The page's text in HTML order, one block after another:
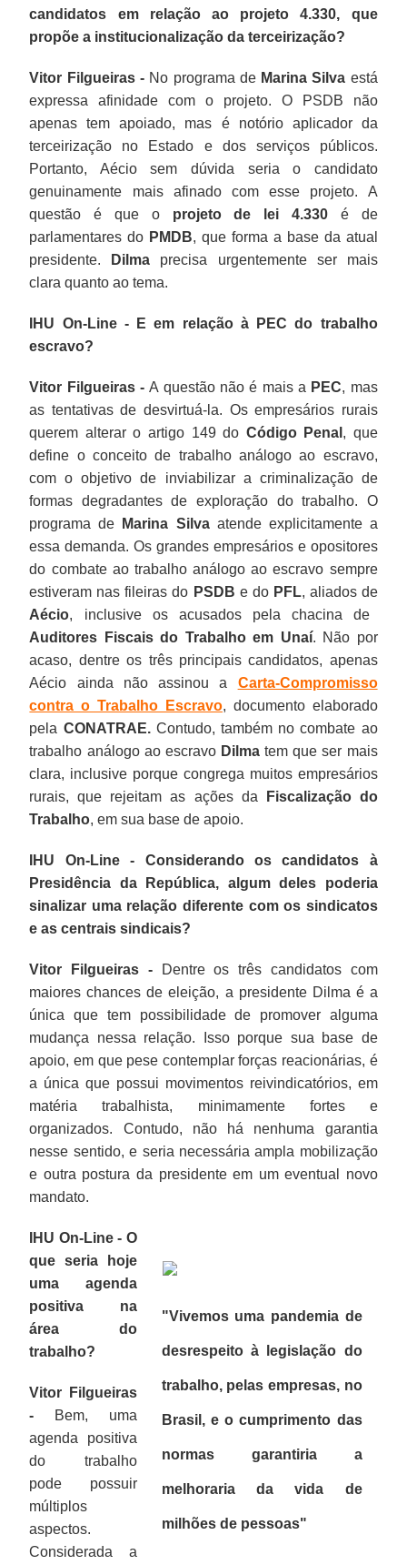
candidatos em relação ao projeto 4.330, que
propõe a institucionalização da terceirização?
Vitor Filgueiras -No programa de Marina Silva está
expressa afinidade com o projeto. O PSDB não
apenas tem apoiado, mas é notório aplicador da
terceirização no Estado e dos serviços públicos.
Portanto, Aécio sem dúvida seria o candidato
genuinamente mais afinado com esse projeto. A
questão é que o projeto de lei 4.330 é de
parlamentares do PMDB, que forma a base da atual
presidente.
Dilma precisa urgentemente ser mais
clara quanto ao tema.
IHU On-Line - E em relação à PEC do trabalho
escravo?
Vitor Filgueiras -A questão não é mais a PEC, mas
as tentativas de desvirtuá-la. Os empresários rurais
querem alterar o artigo 149 do Código Penal , que
define o conceito de trabalho análogo ao escravo,
com o objetivo de inviabilizar a criminalização de
formas degradantes de exploração do trabalho. O
programa de
Marina Silvaatende explicitamente a
essa demanda. Os grandes empresários e opositores
do combate ao trabalho análogo ao escravo sempre
estiveram nas fileiras do PSDB e do PFL, aliados de
Aécio, inclusive os acusados pela chacina de
Auditores Fiscais do Trabalho em Unaí. Não por
acaso, dentre os três principais candidatos, apenas
Aécio ainda não assinou a Carta-Compromisso
contra o Trabalho Escravo, documento elaborado
pela CONATRAE.Contudo, também no combate ao
trabalho análogo ao escravo Dilma tem que ser mais
clara, inclusive porque congrega muitos empresários
rurais, que rejeitam as ações da
Fiscalização do
Trabalho, em sua base de apoio.
IHU On-Line - Considerando os candidatos à
Presidência da República, algum deles poderia
sinalizar uma relação diferente com os sindicatos
e as centrais sindicais?
Vitor Filgueiras -
Dentre os três candidatos com
maiores chances de eleição, a presidente Dilma é a
única que tem possibilidade de promover alguma
mudança nessa relação. Isso porque sua base de
apoio, em que pese contemplar forças reacionárias, é
a única que possui movimentos reivindicatórios, em
matéria trabalhista, minimamente fortes e
organizados. Contudo, não há nenhuma garantia
nesse sentido, e seria necessária ampla mobilização
e outra postura da presidente em um eventual novo
mandato.
"Vivemos uma pandemia de
desrespeito à legislação do
trabalho, pelas empresas, no
Brasil, e o cumprimento das
normas garantiria a
melhoraria da vida de
milhões de pessoas"
IHU On-Line - O
que seria hoje
uma agenda
positiva na
área do
trabalho?
Vitor Filgueiras
-
Bem, uma
agenda positiva
do trabalho
pode possuir
múltiplos
aspectos.
Considerada a